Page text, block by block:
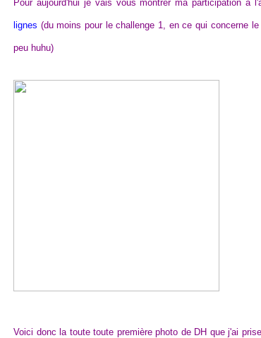
Pour aujourd'hui je vais vous montrer ma participation à
lignes (du moins pour le challenge 1, en ce qui concerne
peu huhu)
Voici donc la toute toute première photo de DH que j'ai